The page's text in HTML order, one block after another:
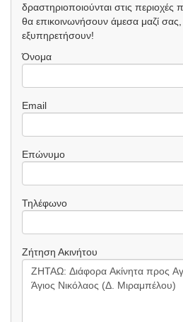
δραστηριοποιούνται στις περιοχές
θα επικοινωνήσουν άμεσα μαζί
εξυπηρετήσουν!
Όνομα
Email
Επώνυμο
Τηλέφωνο
Ζήτηση Ακινήτου